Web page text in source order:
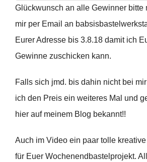
Glückwunsch an alle Gewinner bitte
mir per Email an
Eurer Adresse bis 3.8.18 damit ich
Gewinne zuschicken kann.
Falls sich jmd. bis dahin nicht bei
ich den Preis ein weiteres Mal und
hier auf meinem Blog bekannt!!
Auch im Video ein paar tolle
für Euer Wochenendbastelprojekt.